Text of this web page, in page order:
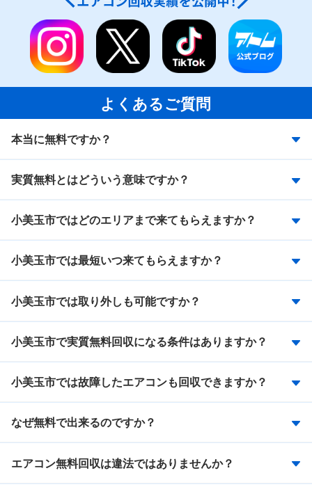
よくあるご質問
本当に無料ですか？
実質無料とはどういう意味ですか？
小美玉市ではどのエリアまで来てもらえますか？
小美玉市では最短いつ来てもらえますか？
小美玉市では取り外しも可能ですか？
小美玉市で実質無料回収になる条件はありますか？
小美玉市では故障したエアコンも回収できますか？
なぜ無料で出来るのですか？
エアコン無料回収は違法ではありませんか？